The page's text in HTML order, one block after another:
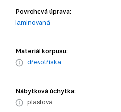
Povrchová úprava:
laminovaná
Materiál korpusu:
dřevotříska
Nábytková úchytka:
plastová